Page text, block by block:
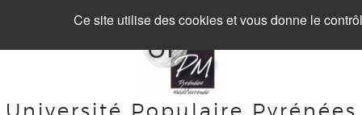
Ce site utilise des cookies et vous donne le